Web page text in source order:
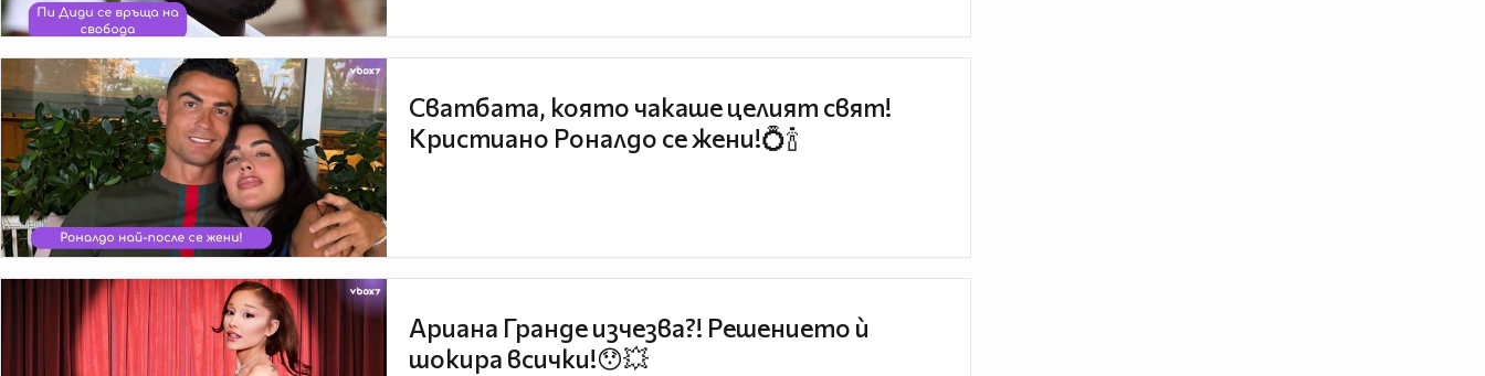
Сватбата, която чакаше целият свят!
Кристиано Роналдо се жени!💍🍾
Ариана Гранде изчезва?! Решението ѝ
шокира всички!😯💥